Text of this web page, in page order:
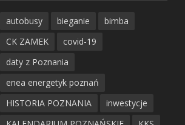
autobusy bieganie
bimba
CK ZAMEK
covid-19
daty z Poznania
enea energetyk poznań
HISTORIA POZNANIA
inwestycje